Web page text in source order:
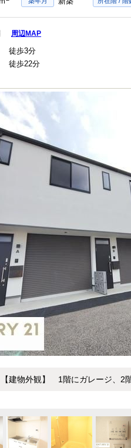
周辺MAP
徒歩3分
徒歩22分
【建物外観】 1階にガレージ、2